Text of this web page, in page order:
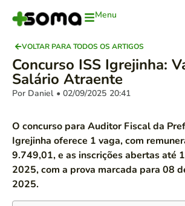
Menu
VOLTAR PARA TODOS OS ARTIGOS
Concurso ISS Igrejinha:
Salário Atraente
Por Daniel • 02/09/2025 20:41
O concurso para Auditor Fiscal da
Igrejinha oferece 1 vaga, com
9.749,01, e as inscrições abertas até
2025, com a prova marcada para 08
2025.